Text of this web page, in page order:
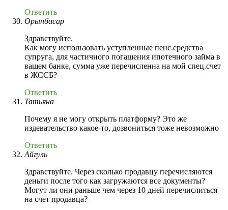
Ответить
Орынбасар
Здравствуйте.
Как могу использовать уступленные пенс.средства
супруга, для частичного погашения ипотечного займа в
вашем банке, сумма уже перечисленна на мой спец.счет
в ЖССБ?
Ответить
Татьяна
Почему я не могу открыть платформу? Это же
издевательство какое-то, дозвониться тоже невозможно
Ответить
Айгуль
Здравствуйте. Через сколько продавцу перечисляются
деньги после того как загружаются все документы?
Могут ли они раньше чем через 10 дней перечислиться
на счет продавца?